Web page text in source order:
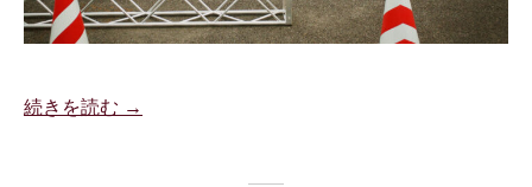
続きを読む →